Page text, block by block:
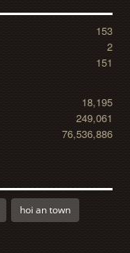
153
2
151
18,195
249,061
76,536,886
hoi an town